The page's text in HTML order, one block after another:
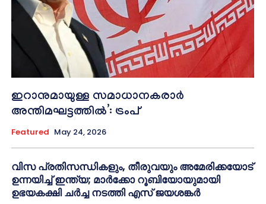
ഇറാനുമായുള്ള സമാധാനകരാർ
അന്തിമഘട്ടത്തിൽ‌’: ട്രംപ്
Featured May 24, 2026
വിസ പ്രതിസന്ധികളും, തീരുവയും അമേരിക്കയോട്
ഉന്നയിച്ച് ഇന്ത്യ; മാർക്കോ റൂബിയോയുമായി
ഉഭയകക്ഷി ചർച്ച നടത്തി എസ് ജയശങ്കർ